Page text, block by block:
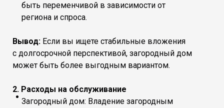
быть переменчивой в зависимости от
региона и спроса.
Вывод: Если вы ищете стабильные вложения
с долгосрочной перспективой, загородный дом
может быть более выгодным вариантом.
2. Расходы на обслуживание
Загородный дом: Владение загородным